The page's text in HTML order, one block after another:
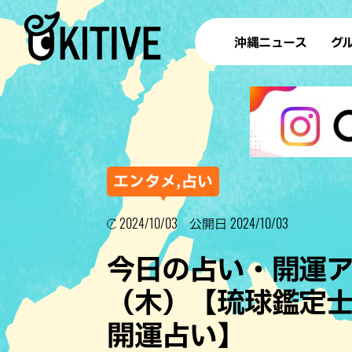
沖縄ニュース グ
ラ
テイ
すし
ステー
その他
エンタメ,占い
2024/10/03 公開日 2024/10/03
今日の占い・開運
（木）【琉球鑑定
開運占い】